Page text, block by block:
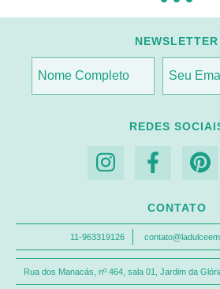
NEWSLETTER
REDES
CONTATO
11-963319126
Rua dos Manacás, nº 464, sala 01, Jardim da